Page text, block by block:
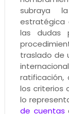
subraya
estratégica
las dudas
traslado de
ratificación,
los criterios
lo
de cuentas